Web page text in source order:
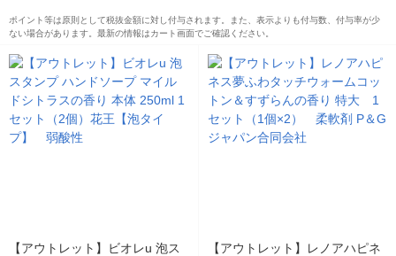
ポイント等は原則として税抜金額に対し付与されます。また、表示よりも付与数、付与率が少
ない場合があります。最新の情報はカート画面でご確認ください。
【アウトレット】ビオレu 泡ス
【アウトレット】レノアハピネ